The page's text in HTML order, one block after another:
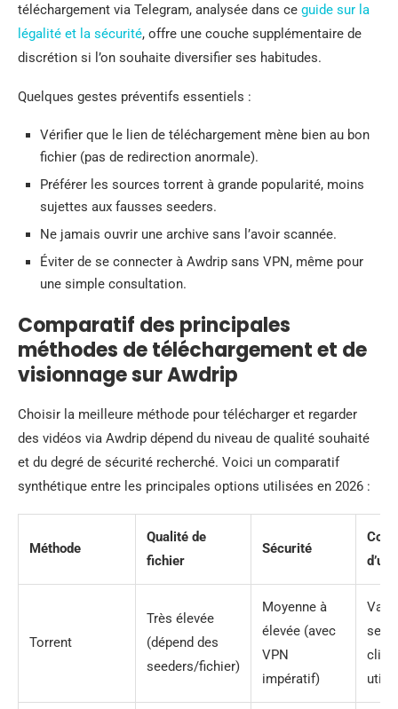
téléchargement via Telegram, analysée dans ce guide sur la
légalité et la sécurité, offre une couche supplémentaire de
discrétion si l’on souhaite diversifier ses habitudes.
Quelques gestes préventifs essentiels :
Vérifier que le lien de téléchargement mène bien au bon
fichier (pas de redirection anormale).
Préférer les sources torrent à grande popularité, moins
sujettes aux fausses seeders.
Ne jamais ouvrir une archive sans l’avoir scannée.
Éviter de se connecter à Awdrip sans VPN, même pour
une simple consultation.
Comparatif des principales
méthodes de téléchargement et de
visionnage sur Awdrip
Choisir la meilleure méthode pour télécharger et regarder
des vidéos via Awdrip dépend du niveau de qualité souhaité
et du degré de sécurité recherché. Voici un comparatif
synthétique entre les principales options utilisées en 2026 :
Méthode
Qualité de
fichier
Sécurité
Torrent
Très élevée
(dépend des
seeders/fichier)
Moyenne à
élevée (avec
VPN
impératif)